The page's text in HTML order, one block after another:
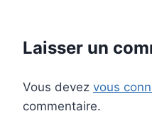
Laisser un
Vous devez vous
commentaire.